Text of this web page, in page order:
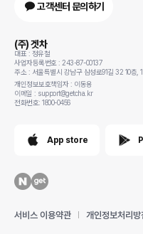
고객센터 문의하기
(주) 겟차
대표 : 정유철
사업자등록번호 : 243-87-00137
주소 : 서울특별시 강남구 삼성로91길 32 10층,
개인정보보호책임자 : 이동용
이메일 : support@getcha.kr
전화번호: 1800-0456
App store
서비스 이용약관 개인정보처리방